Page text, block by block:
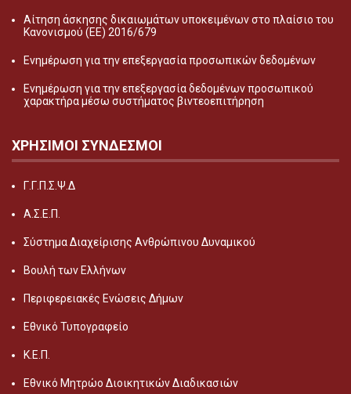
Αίτηση άσκησης δικαιωμάτων υποκειμένων στο πλαίσιο του
Κανονισμού (ΕΕ) 2016/679
Ενημέρωση για την επεξεργασία προσωπικών δεδομένων
Ενημέρωση για την επεξεργασία δεδομένων προσωπικού
χαρακτήρα μέσω συστήματος βιντεοεπιτήρηση
ΧΡΗΣΙΜΟΙ ΣΥΝΔΕΣΜΟΙ
Γ.Γ.Π.Σ.Ψ.Δ
Α.Σ.Ε.Π.
Σύστημα Διαχείρισης Ανθρώπινου Δυναμικού
Βουλή των Ελλήνων
Περιφερειακές Ενώσεις Δήμων
Εθνικό Τυπογραφείο
Κ.Ε.Π.
Εθνικό Μητρώο Διοικητικών Διαδικασιών